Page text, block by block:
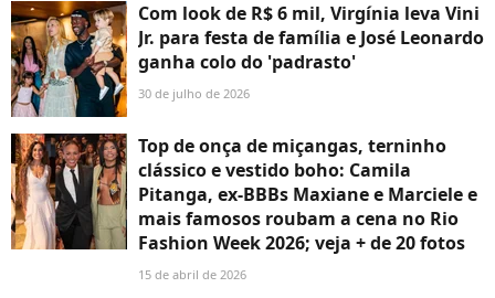
Com look de R$ 6 mil, Virgínia leva Vini
Jr. para festa de família e José Leonardo
ganha colo do 'padrasto'
30 de julho de 2026
Top de onça de miçangas, terninho
clássico e vestido boho: Camila
Pitanga, ex-BBBs Maxiane e Marciele e
mais famosos roubam a cena no Rio
Fashion Week 2026; veja + de 20 fotos
15 de abril de 2026